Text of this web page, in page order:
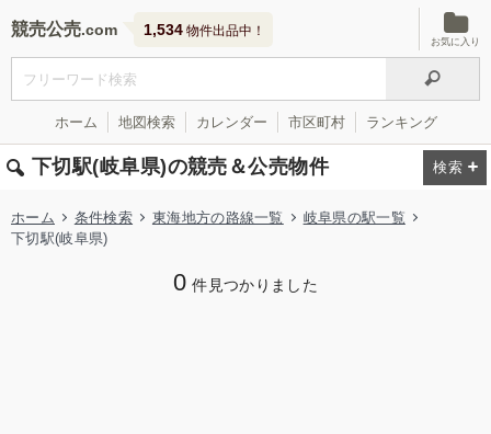
競売公売 1,534 物件出品中！
お気に入り
ホーム 地図検索 カレンダー 市区町村 ランキング
下切駅(岐阜県)の競売＆公売物件
ホーム 条件検索 東海地方の路線一覧
岐阜県の駅一覧
下切駅(岐阜県)
0 件見つかりました